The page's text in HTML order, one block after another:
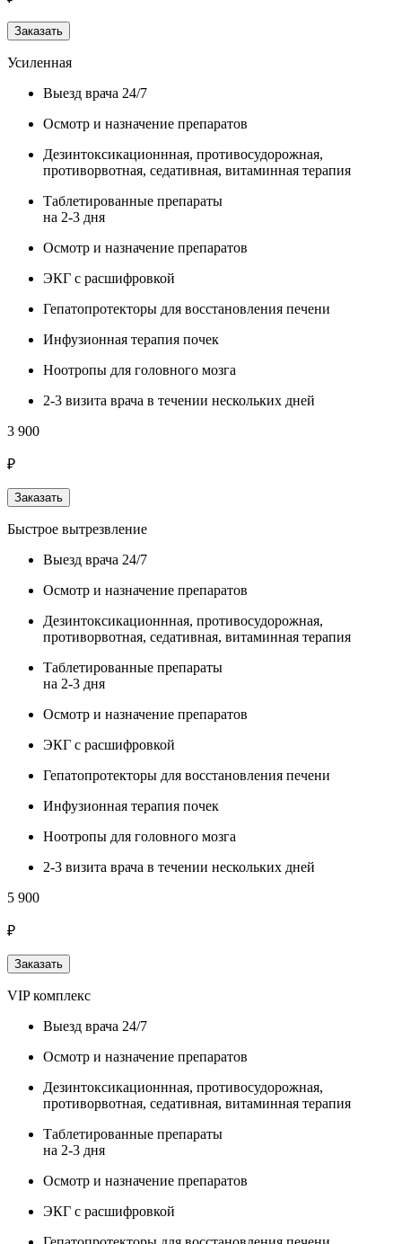
Заказать
Усиленная
Выезд врача 24/7
Осмотр и назначение препаратов
Дезинтоксикационнная, противосудорожная,
противорвотная, седативная, витаминная терапия
Таблетированные препараты
на 2-3 дня
Осмотр и назначение препаратов
ЭКГ с расшифровкой
Гепатопротекторы для восстановления печени
Инфузионная терапия почек
Ноотропы для головного мозга
2-3 визита врача в течении нескольких дней
3 900
₽
Заказать
Быстрое вытрезвление
Выезд врача 24/7
Осмотр и назначение препаратов
Дезинтоксикационнная, противосудорожная,
противорвотная, седативная, витаминная терапия
Таблетированные препараты
на 2-3 дня
Осмотр и назначение препаратов
ЭКГ с расшифровкой
Гепатопротекторы для восстановления печени
Инфузионная терапия почек
Ноотропы для головного мозга
2-3 визита врача в течении нескольких дней
5 900
₽
Заказать
VIP комплекс
Выезд врача 24/7
Осмотр и назначение препаратов
Дезинтоксикационнная, противосудорожная,
противорвотная, седативная, витаминная терапия
Таблетированные препараты
на 2-3 дня
Осмотр и назначение препаратов
ЭКГ с расшифровкой